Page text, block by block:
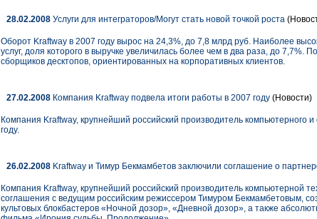
28.02.2008 Услуги для интеграторов/Могут стать новой точкой роста
Оборот Kraftway в 2007 году вырос на 24,3%, до 7,8 млрд руб. Наиболее
услуг, доля которого в выручке увеличилась более чем в два раза, до 7,7%.
сборщиков десктопов, ориентированных на корпоративных клиентов.
27.02.2008 Компания Kraftway подвела итоги работы в 2007 году (Новости)
Компания Kraftway, крупнейший российский производитель компьютерного
году.
26.02.2008 Kraftway и Тимур Бекмамбетов заключили соглашение о
Компания Kraftway, крупнейший российский производитель компьютерной
соглашения с ведущим российским режиссером Тимуром Бекмамбетовым,
культовых блокбастеров «Ночной дозор», «Дневной дозор», а также